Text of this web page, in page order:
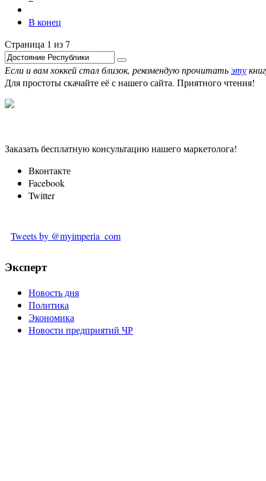
В конец
Страница 1 из 7
Если и вам хоккей стал близок, рекомендую прочитатьэту
Для простоты скачайте её с нашего сайта. Приятного чтения!
Заказать бесплатную консультацию нашего маркетолога!
Вконтакте
Facebook
Twitter
Tweets by @myimperia_com
Эксперт
Новость дня
Политика
Экономика
Новости предприятий ЧР